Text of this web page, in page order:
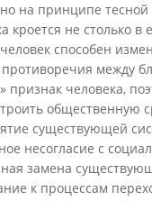
на принципе
кроется не столько в
способен
между
человека,
общественную
существующей
несогласие с
замена
к процессам